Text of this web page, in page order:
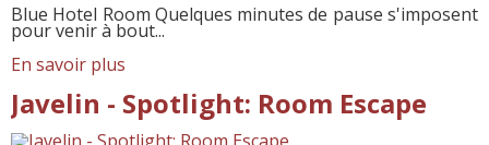
Blue Hotel Room Quelques minutes de pause s'imposent
pour venir à bout...
En savoir plus
Javelin - Spotlight: Room Escape